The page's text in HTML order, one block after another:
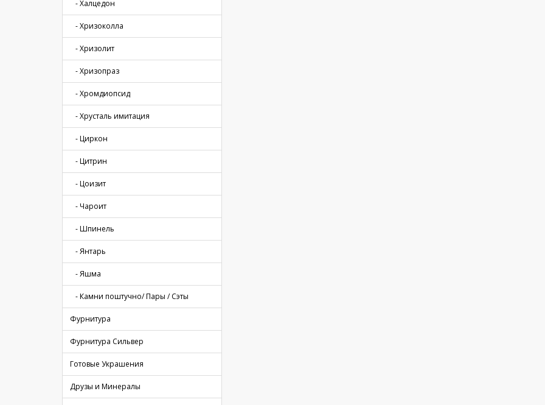
- Халцедон
- Хризоколла
- Хризолит
- Хризопраз
- Хромдиопсид
- Хрусталь имитация
- Циркон
- Цитрин
- Цоизит
- Чароит
- Шпинель
- Янтарь
- Яшма
- Камни поштучно/ Пары / Сэты
Фурнитура
Фурнитура Сильвер
Готовые Украшения
Друзы и Минералы